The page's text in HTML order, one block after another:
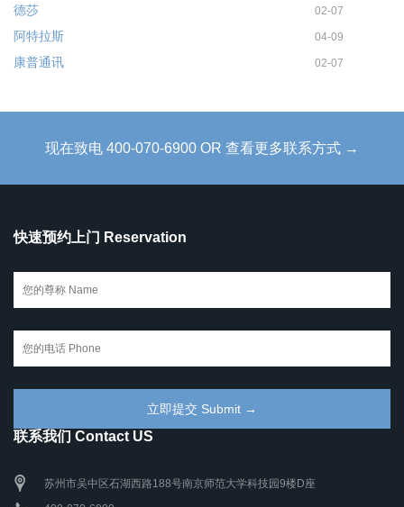
德莎 02-07
阿特拉斯 04-09
康普通讯 02-07
现在致电 400-070-6900 OR 查看更多联系方式 →
快速预约上门 Reservation
联系我们 Contact US
苏州市吴中区石湖西路188号南京师范大学科技园9楼D座